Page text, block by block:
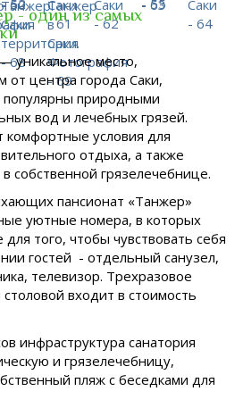
- один из самых
уникальное место,
от центра города Саки,
популярны природными
вод и лечебных грязей.
комфортные условия для
отдыха, а также
собственной грязелечебнице.
пансионат «Танжер»
уютные номера, в которых
того, чтобы чувствовать себя
гостей - отдельный санузел,
телевизор. Трехразовое
входит в стоимость
инфраструктура санатория
и грязелечебницу,
пляж с беседками для